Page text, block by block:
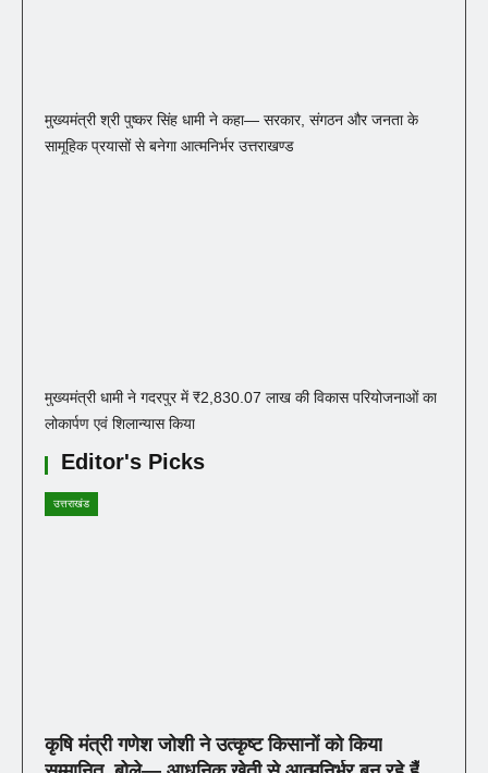
मुख्यमंत्री श्री पुष्कर सिंह धामी ने कहा— सरकार, संगठन और जनता के
सामूहिक प्रयासों से बनेगा आत्मनिर्भर उत्तराखण्ड
मुख्यमंत्री धामी ने गदरपुर में ₹2,830.07 लाख की विकास परियोजनाओं का
लोकार्पण एवं शिलान्यास किया
Editor's Picks
उत्तराखंड
कृषि मंत्री गणेश जोशी ने उत्कृष्ट किसानों को किया